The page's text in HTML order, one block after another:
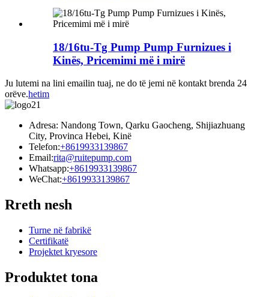
18/16tu-Tg Pump Pump Furnizues i
Kinës, Pricemimi më i mirë
Ju lutemi na lini emailin tuaj, ne do të jemi në kontakt brenda 24
orëve.hetim
Adresa: Nandong Town, Qarku Gaocheng, Shijiazhuang
City, Provinca Hebei, Kinë
Telefon:+8619933139867
Email:rita@ruitepump.com
Whatsapp:+8619933139867
WeChat:+8619933139867
Rreth nesh
Turne në fabrikë
Certifikatë
Projektet kryesore
Produktet tona